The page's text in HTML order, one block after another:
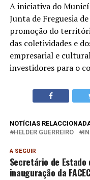
A iniciativa do
Junta de Freguesia
promoção do
das coletividades e
empresarial e
investidores para o
NOTÍCIAS
HELDER GUERREIRO
A SEGUIR
Secretário de
inauguração da